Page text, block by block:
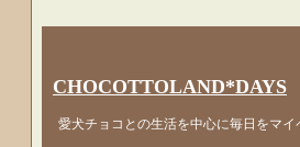
CHOCOTTOLAND*DAYS
愛犬チョコとの生活を中心に毎日をマイ